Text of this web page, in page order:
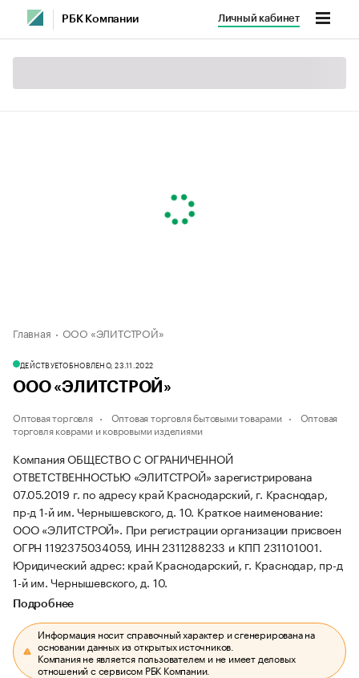
РБК Компании Личный кабинет
Главная ООО «ЭЛИТСТРОЙ»
ДЕЙСТВУЕТОБНОВЛЕНО, 23.11.2022
ООО «ЭЛИТСТРОЙ»
Оптовая торговля Оптовая торговля бытовыми товарами
Оптовая
торговля коврами и ковровыми изделиями
Компания ОБЩЕСТВО С ОГРАНИЧЕННОЙ
ОТВЕТСТВЕННОСТЬЮ «ЭЛИТСТРОЙ» зарегистрирована
07.05.2019 г. по адресу край Краснодарский, г. Краснодар,
пр-д 1-й им. Чернышевского, д. 10. Краткое наименование:
ООО «ЭЛИТСТРОЙ». При регистрации организации присвоен
ОГРН 1192375034059, ИНН 2311288233 и КПП 231101001.
Юридический адрес: край Краснодарский, г. Краснодар, пр-д
1-й им. Чернышевского, д. 10.
Подробнее
Информация носит справочный характер и сгенерирована на
основании данных из открытых источников.
Компания не является пользователем и не имеет деловых
отношений с сервисом РБК Компании.